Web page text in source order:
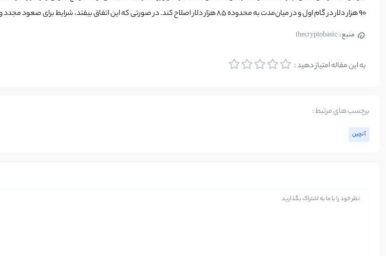
90 هزار دلار در گام اول و در میان‌مدت به محدوده 85 هزار دلار اصلاح کند. در صورتی که این اتفاق بیفتد، شرایط برای صعود مجدد و دیدن بیت کوین ۱۰۰ هزار دلاری فراهم خواهد شد!
منبع : thecryptobasic
به این مقاله امتیاز دهید :
برچسب های مرتبط :
آنچین